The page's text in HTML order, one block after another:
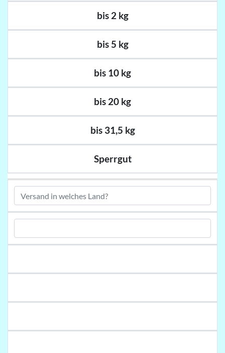
bis 2 kg
bis 5 kg
bis 10 kg
bis 20 kg
bis 31,5 kg
Sperrgut